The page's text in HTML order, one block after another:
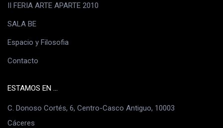
II FERIA ARTE APARTE 2010
SALA BE
Espacio y Filosofia
Contacto
ESTAMOS EN ...
C. Donoso Cortés, 6, Centro-Casco Antiguo, 10003
Cáceres